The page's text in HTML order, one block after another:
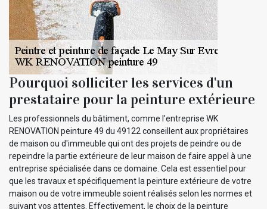
Pourquoi solliciter les services d'un
prestataire pour la peinture extérieure
Les professionnels du bâtiment, comme l'entreprise WK
RENOVATION peinture 49 du 49122 conseillent aux propriétaires
de maison ou d'immeuble qui ont des projets de peindre ou de
repeindre la partie extérieure de leur maison de faire appel à une
entreprise spécialisée dans ce domaine. Cela est essentiel pour
que les travaux et spécifiquement la peinture extérieure de votre
maison ou de votre immeuble soient réalisés selon les normes et
suivant vos attentes. Effectivement, le choix de la peinture